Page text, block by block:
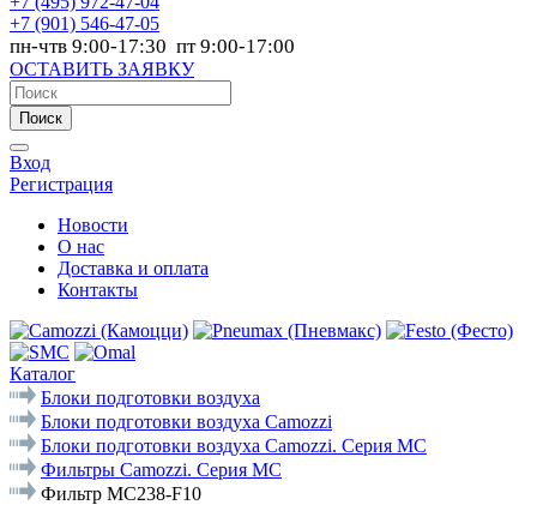
+7 (901) 546-47-05
пн-чтв 9:00-17:30 пт 9:00-17:00
ОСТАВИТЬ ЗАЯВКУ
Поиск
Вход
Регистрация
Новости
О нас
Доставка и оплата
Контакты
Каталог
Блоки подготовки воздуха
Блоки подготовки воздуха Camozzi
Блоки подготовки воздуха Camozzi. Серия МС
Фильтры Camozzi. Серия MC
Фильтр MC238-F10